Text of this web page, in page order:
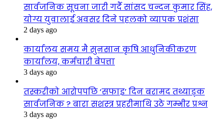
सार्वजनिक सूचना जारी गर्दै सांसद चन्दन कुमार सिंह,
योग्य युवालाई अवसर दिने पहलको व्यापक प्रशंसा
2 days ago
कार्यालय समय मै सुनसान कृषि आधुनिकीकरण
कार्यालय, कर्मचारी बेपत्ता
3 days ago
तस्करीको आरोपपछि ‘सफाइ’ दिन बरामद तथ्याङ्क
सार्वजनिक ? बारा सशस्त्र प्रहरीमाथि उठे गम्भीर प्रश्न
3 days ago